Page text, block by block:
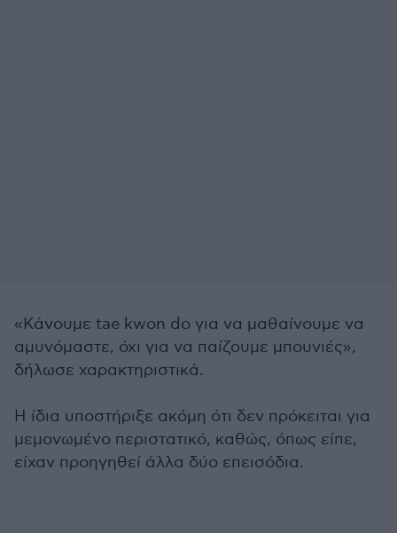
«Κάνουμε tae kwon do για να μαθαίνουμε να
αμυνόμαστε, όχι για να παίζουμε μπουνιές»,
δήλωσε χαρακτηριστικά.
Η ίδια υποστήριξε ακόμη ότι δεν πρόκειται για
μεμονωμένο περιστατικό, καθώς, όπως είπε,
είχαν προηγηθεί άλλα δύο επεισόδια.